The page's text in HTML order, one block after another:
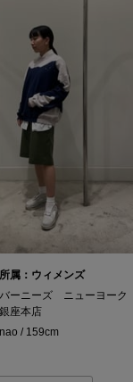
所属：ウィメンズ
バーニーズ ニューヨーク
銀座本店
nao / 159cm